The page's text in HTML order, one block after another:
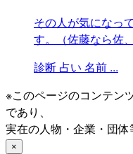
その人が気になっ
す。（佐藤なら佐
診断 占い 名前 ...
※このページのコンテン
であり、
実在の人物・企業・団体
×